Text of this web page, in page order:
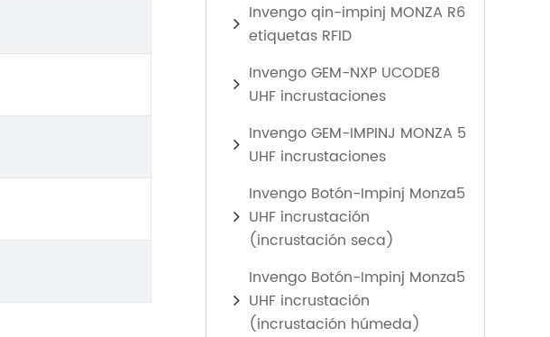
Invengo qin-impinj MONZA R6
etiquetas RFID
Invengo GEM-NXP UCODE8
UHF incrustaciones
Invengo GEM-IMPINJ MONZA 5
UHF incrustaciones
Invengo Botón-Impinj Monza5
UHF incrustación
(incrustación seca)
Invengo Botón-Impinj Monza5
UHF incrustación
(incrustación húmeda)